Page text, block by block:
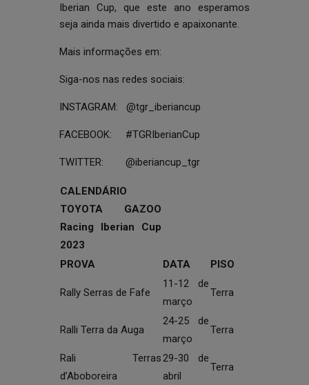
Iberian Cup, que este ano esperamos
seja ainda mais divertido e apaixonante.
Mais informações em:
Siga-nos nas redes sociais:
INSTAGRAM: @tgr_iberiancup
FACEBOOK: #TGRIberianCup
TWITTER: @iberiancup_tgr
CALENDÁRIO
TOYOTA GAZOO
Racing Iberian Cup
2023
PROVA
DATA PISO
Rally Serras de Fafe
11-12 de
março
Terra
Ralli Terra da Auga
24-25 de
março
Terra
Rali Terras
d’Aboboreira
29-30 de
abril
Terra